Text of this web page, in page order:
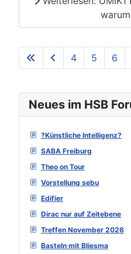
Neues im HSB
?Künstliche Intelligenz?
SABA Freiburg
Theo on Tour
Vorstellung sebu
Edifier
Dirac nur auf Zeitebene
Treffen November 2026
Basteln mit Bliesma
4 5 6